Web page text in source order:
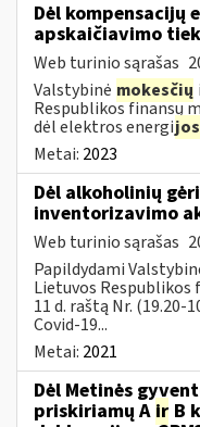
Dėl kompensacijų
apskaičiavimo
Web turinio sąrašas
Valstybinė mokesčių
Respublikos finansų
dėl elektros energijos
Metai: 2023
Dėl alkoholinių
inventorizavimo
Web turinio sąrašas
Papildydami
Lietuvos Respublikos
11 d. raštą Nr. (19.20-
Covid-19...
Metai: 2021
Dėl Metinės
priskiriamų A ir B